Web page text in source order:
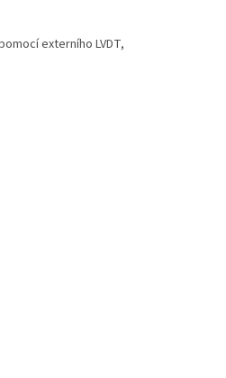
externího LVDT,